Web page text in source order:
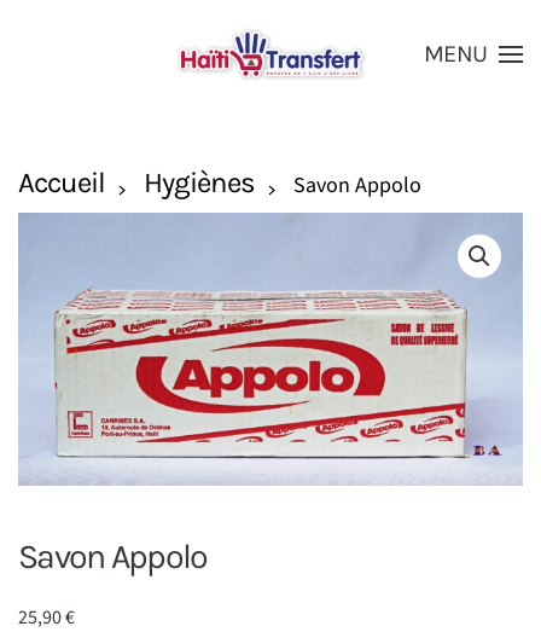
Skip to main content
MENU
Accueil Hygiènes Savon Appolo
Savon Appolo
25,90€